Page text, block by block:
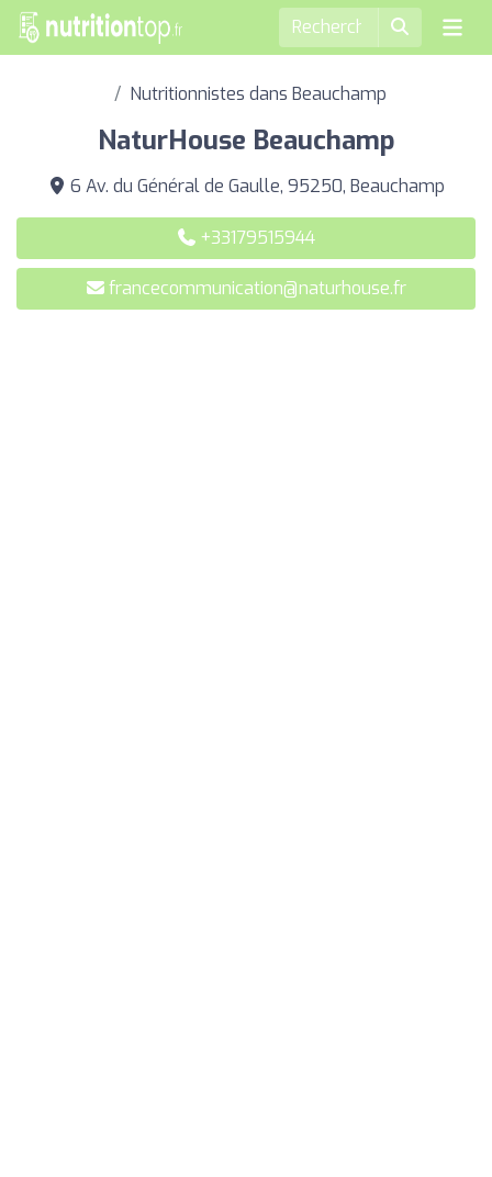
Nutritionnistes dans Beauchamp
NaturHouse Beauchamp
6 Av. du Général de Gaulle, 95250, Beauchamp
+33179515944
francecommunication@naturhouse.fr